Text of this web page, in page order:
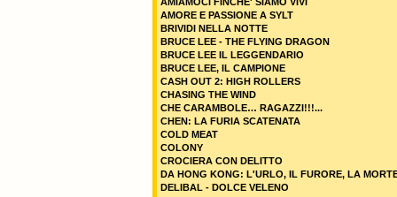
AMORE E PASSIONE A SYLT
BRIVIDI NELLA NOTTE
BRUCE LEE - THE FLYING DRAGON
BRUCE LEE IL LEGGENDARIO
BRUCE LEE, IL CAMPIONE
CASH OUT 2: HIGH ROLLERS
CHASING THE WIND
CHE CARAMBOLE… RAGAZZI!!!...
CHEN: LA FURIA SCATENATA
COLD MEAT
COLONY
CROCIERA CON DELITTO
DA HONG KONG: L'URLO, IL FURORE, LA
DELIBAL - DOLCE VELENO